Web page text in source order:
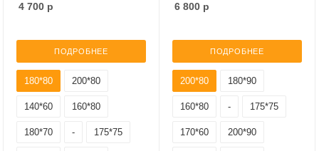
4 700 р
ПОДРОБНЕЕ
180*80 200*80
140*60 160*80
180*70 - 175*75
6 800 р
ПОДРОБНЕЕ
200*80 180*90
160*80 - 175*75
170*60 200*90